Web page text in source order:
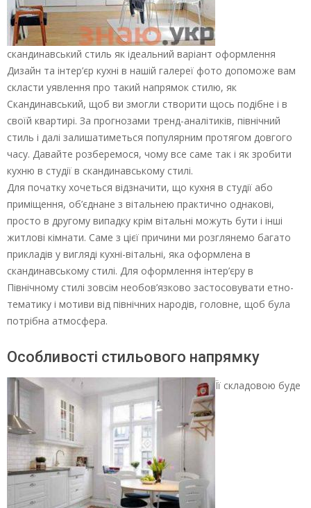
скандинавський стиль як ідеальний варіант оформлення
Дизайн та інтер’єр кухні в нашій галереї фото допоможе вам
скласти уявлення про такий напрямок стилю, як
Скандинавський, щоб ви змогли створити щось подібне і в
своїй квартирі. За прогнозами тренд-аналітиків, північний
стиль і далі залишатиметься популярним протягом довгого
часу. Давайте розберемося, чому все саме так і як зробити
кухню в студії в скандинавському стилі.
Для початку хочеться відзначити, що кухня в студії або
приміщення, об’єднане з вітальнею практично однакові,
просто в другому випадку крім вітальні можуть бути і інші
житлові кімнати. Саме з цієї причини ми розглянемо багато
прикладів у вигляді кухні-вітальні, яка оформлена в
скандинавському стилі. Для оформлення інтер’єру в
Північному стилі зовсім необов’язково застосовувати етно-
тематику і мотиви від північних народів, головне, щоб була
потрібна атмосфера.
Особливості стильового напрямку
Її складовою буде